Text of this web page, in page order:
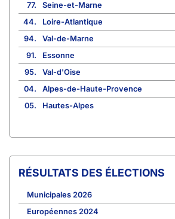
77.
Seine-et-Marne
44.
Loire-Atlantique
94.
Val-de-Marne
91.
Essonne
95.
Val-d'Oise
04.
Alpes-de-Haute-Provence
05.
Hautes-Alpes
RÉSULTATS DES ÉLECTIONS
Municipales 2026
Européennes 2024